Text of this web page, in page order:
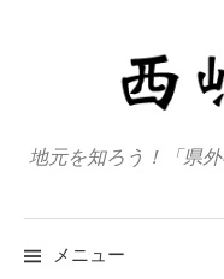
ツ
キ
地元を知ろう！「県
メニュー